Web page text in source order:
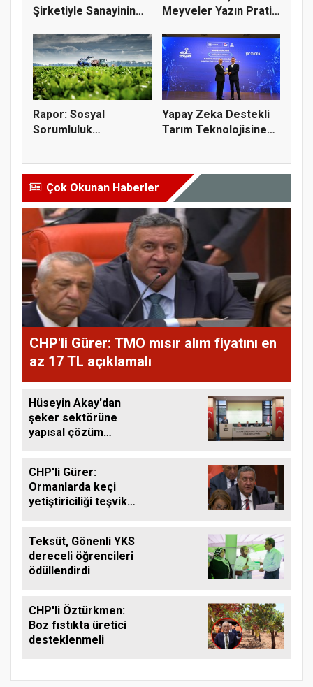
Şirketiyle Sanayinin
Meyveler Yazın Pratik
Rapor: Sosyal
Sorumluluk
Yapay Zeka Destekli
Tarım Teknolojisine
Çok Okunan Haberler
CHP'li Gürer: TMO mısır alım fiyatını en
az 17 TL açıklamalı
Hüseyin Akay'dan
şeker sektörüne
yapısal çözüm
CHP'li Gürer:
Ormanlarda keçi
yetiştiriciliği teşvik
Teksüt, Gönenli YKS
dereceli öğrencileri
ödüllendirdi
CHP'li Öztürkmen:
Boz fıstıkta üretici
desteklenmeli